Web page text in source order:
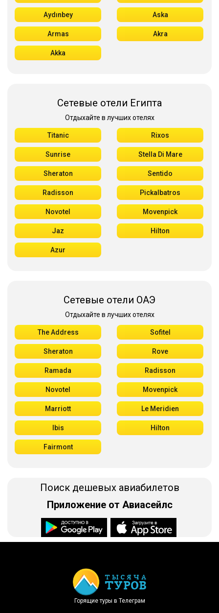
Aydınbey Aska
Armas Akra
Akka
Сетевые отели Египта
Отдыхайте в лучших отелях
Titanic Rixos
Sunrise Stella Di Mare
Sheraton Sentido
Radisson Pickalbatros
Novotel Movenpick
Jaz Hilton
Azur
Сетевые отели ОАЭ
Отдыхайте в лучших отелях
The Address Sofitel
Sheraton Rove
Ramada Radisson
Novotel Movenpick
Marriott Le Meridien
Ibis Hilton
Fairmont
Поиск дешевых авиабилетов
Приложение от Авиасейлс
Горящие туры в Телеграм